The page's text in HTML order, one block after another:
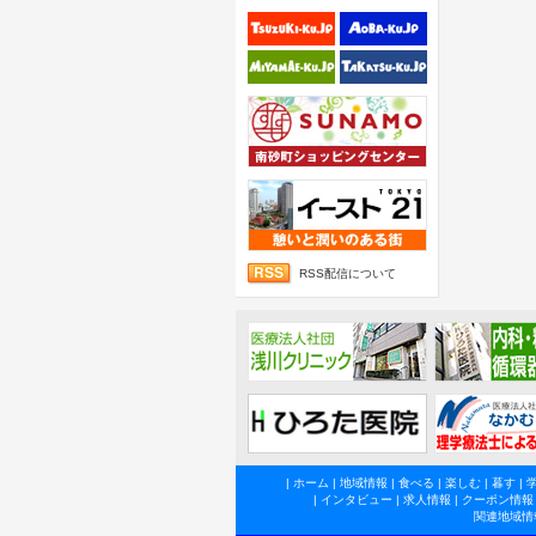
RSS配信について
| ホーム | 地域情報 | 食べる | 楽しむ| 暮す|
| インタビュー | 求人情報 | クーポン情報
関連地域